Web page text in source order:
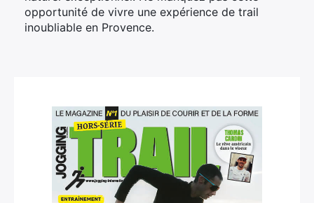
opportunité de vivre une expérience de trail
inoubliable en Provence.